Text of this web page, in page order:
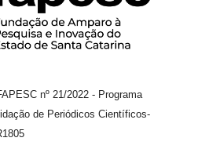
nº 21/2022 - Programa
de Periódicos Científicos-